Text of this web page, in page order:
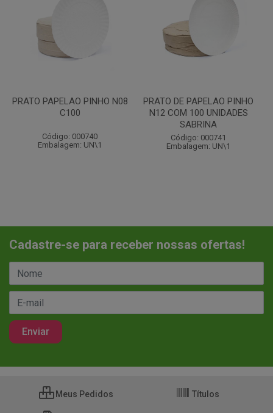
PRATO PAPELAO PINHO N08
C100
Código: 000740
Embalagem: UN\1
PRATO DE PAPELAO PINHO
N12 COM 100 UNIDADES
SABRINA
Código: 000741
Embalagem: UN\1
Cadastre-se para receber nossas ofertas!
Meus Pedidos Títulos